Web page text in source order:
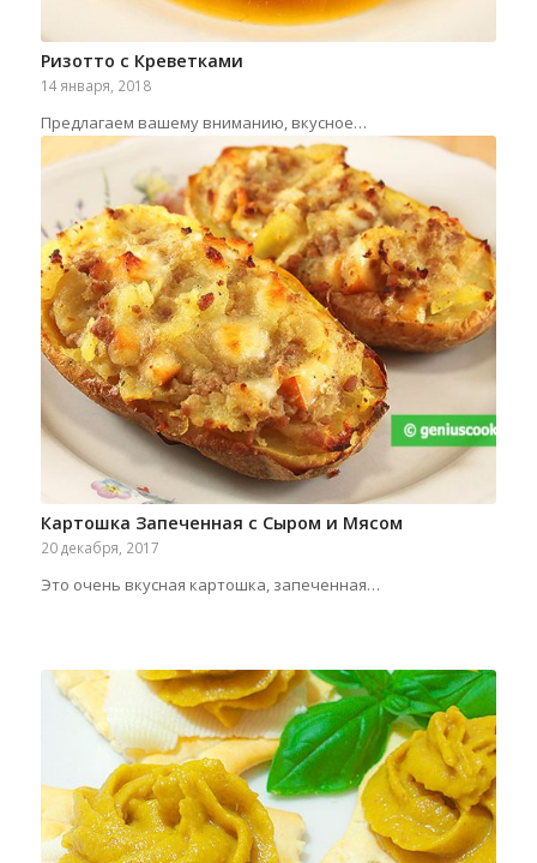
Ризотто с Креветками
14 января, 2018
Предлагаем вашему вниманию, вкусное…
Картошка Запеченная с Сыром и Мясом
20 декабря, 2017
Это очень вкусная картошка, запеченная…